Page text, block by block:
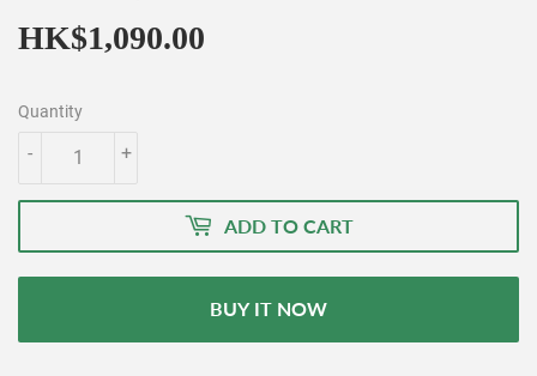
HK$1,090.00
Quantity
+
-
ADD TO CART
BUY IT NOW